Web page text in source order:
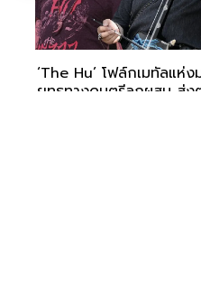
‘The Hu’ โฟล์กเมทัลแห่
ยุทธทางดนตรีลูกผสม ส่ง